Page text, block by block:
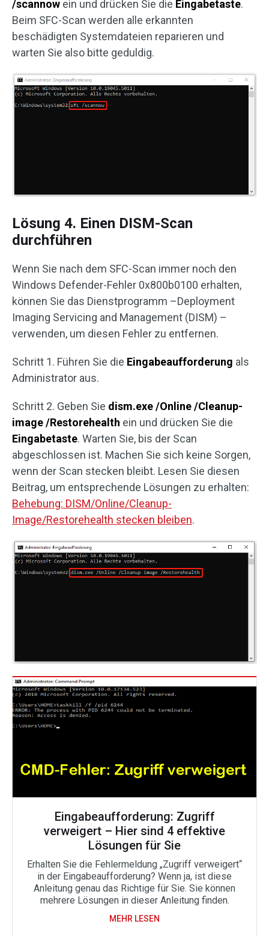
/scannow ein und drücken Sie die Eingabetaste.
Beim SFC-Scan werden alle erkannten
beschädigten Systemdateien reparieren und
warten Sie also bitte geduldig.
Lösung 4. Einen DISM-Scan
durchführen
Wenn Sie nach dem SFC-Scan immer noch den
Windows Defender-Fehler 0x800b0100 erhalten,
können Sie das Dienstprogramm –Deployment
Imaging Servicing and Management (DISM) –
verwenden, um diesen Fehler zu entfernen.
Schritt 1. Führen Sie die Eingabeaufforderung als
Administrator aus.
Schritt 2. Geben Sie dism.exe /Online /Cleanup-
image /Restorehealth ein und drücken Sie die
Eingabetaste. Warten Sie, bis der Scan
abgeschlossen ist. Machen Sie sich keine Sorgen,
wenn der Scan stecken bleibt. Lesen Sie diesen
Beitrag, um entsprechende Lösungen zu erhalten:
Behebung: DISM/Online/Cleanup-
Image/Restorehealth stecken bleiben.
Eingabeaufforderung: Zugriff
verweigert – Hier sind 4 effektive
Lösungen für Sie
Erhalten Sie die Fehlermeldung „Zugriff verweigert“
in der Eingabeaufforderung? Wenn ja, ist diese
Anleitung genau das Richtige für Sie. Sie können
mehrere Lösungen in dieser Anleitung finden.
MEHR LESEN